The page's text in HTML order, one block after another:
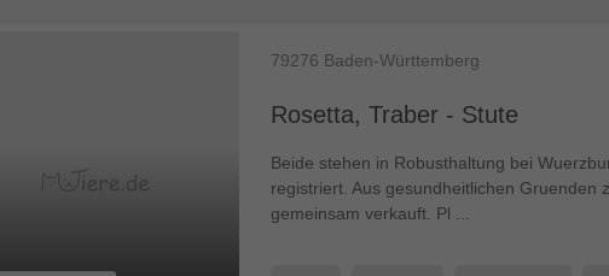
Rosetta, Traber - Stute
79276 Baden-Württemberg
Beide stehen in Robusthaltung bei
registriert. Aus gesundheitlichen Gruenden
gemeinsam verkauft. Pl ...